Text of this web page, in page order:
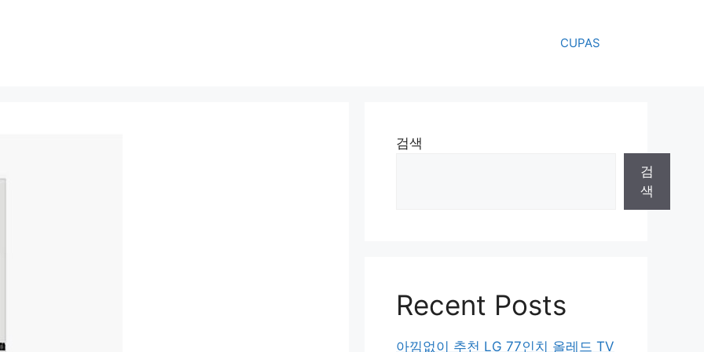
CUPAS
검색
검
색
Recent Posts
아낌없이 추천 LG 77인치 올레드 TV